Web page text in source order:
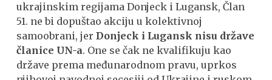
ukrajinskim regijama Donjeck i Lugansk, Član
51. ne bi dopuštao akciju u kolektivnoj
samoobrani, jerDonjeck i Lugansk nisu države
članice UN-a. One se čak ne kvalifikuju kao
države prema međunarodnom pravu, uprkos